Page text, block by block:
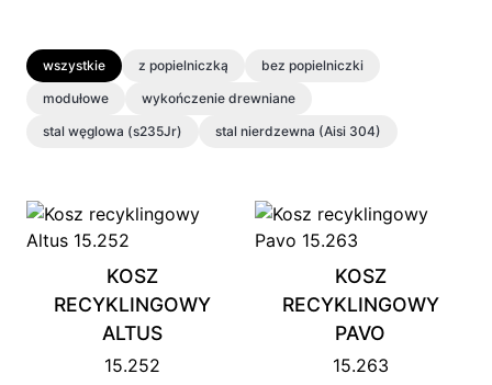
wszystkie z popielniczką
bez popielniczki
modułowe
wykończenie drewniane
stal węglowa (s235Jr)
stal nierdzewna (Aisi 304)
KOSZ
RECYKLINGOWY
ALTUS
15.252
KOSZ
RECYKLINGOWY
PAVO
15.263